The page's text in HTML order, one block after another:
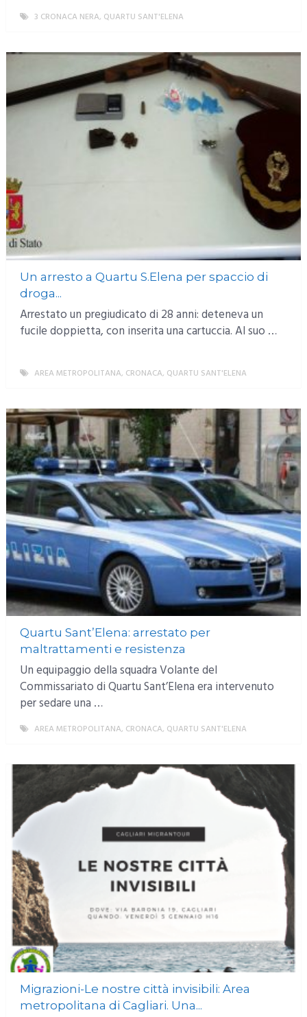
3 CRONACA NERA, QUARTU SANT'ELENA
Un arresto a Quartu S.Elena per spaccio di
droga...
Arrestato un pregiudicato di 28 anni: deteneva un
fucile doppietta, con inserita una cartuccia. Al suo …
AREA METROPOLITANA, CRONACA, QUARTU SANT'ELENA
Quartu Sant’Elena: arrestato per
maltrattamenti e resistenza
Un equipaggio della squadra Volante del
Commissariato di Quartu Sant’Elena era intervenuto
per sedare una …
AREA METROPOLITANA, CRONACA, QUARTU SANT'ELENA
Migrazioni-Le nostre città invisibili: Area
metropolitana di Cagliari. Una...